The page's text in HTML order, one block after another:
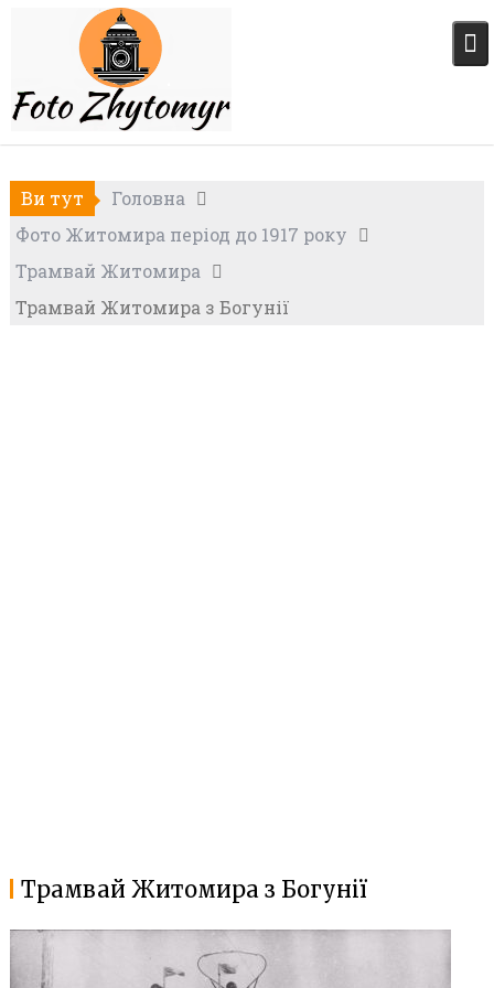
Ви тут
Головна
Фото Житомира період до 1917 року
Трамвай Житомира
Трамвай Житомира з Богунії
Трамвай Житомира з Богунії